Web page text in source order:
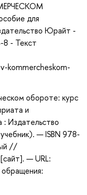
для
Юрайт -
8 - Текст
kommercheskom-
обороте: курс
и
Издательство
— ISBN 978-
//
— URL: